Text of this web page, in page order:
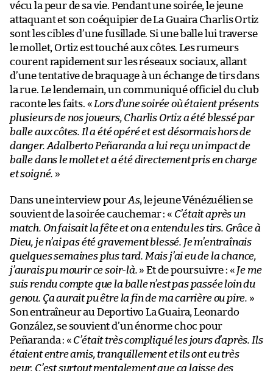
vécu la peur de sa vie. Pendant une soirée, le jeune
attaquant et son coéquipier de La Guaira Charlis Ortiz
sont les cibles d’une fusillade. Si une balle lui traverse
le mollet, Ortiz est touché aux côtes. Les rumeurs
courent rapidement sur les réseaux sociaux, allant
d’une tentative de braquage à un échange de tirs dans
la rue. Le lendemain, un communiqué officiel du club
raconte les faits. «Lors d’une soirée où étaient présents
plusieurs de nos joueurs, Charlis Ortiz a été blessé par
balle aux côtes. Il a été opéré et est désormais hors de
danger. Adalberto Peñaranda a lui reçu un impact de
balle dans le mollet et a été directement pris en charge
et soigné. »
Dans une interview pourAs, le jeune Vénézuélien se
souvient de la soirée cauchemar : « C’était après un
match. On faisait la fête et on a entendu les tirs. Grâce à
Dieu, je n’ai pas été gravement blessé. Je m’entraînais
quelques semaines plus tard. Mais j’ai eu de la chance,
j’aurais pu mourir ce soir-là. » Et de poursuivre : « Je me
suis rendu compte que la balle n’est pas passée loin du
genou. Ça aurait pu être la fin de ma carrière ou pire. »
Son entraîneur au Deportivo La Guaira, Leonardo
González, se souvient d’un énorme choc pour
Peñaranda : « C’était très compliqué les jours d’après. Ils
étaient entre amis, tranquillement et ils ont eu très
peur. C’est surtout mentalement que ça laisse des